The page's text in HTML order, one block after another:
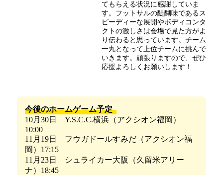
てもらえる状況に感謝していま
す。フットサルの醍醐味であるス
ピーディーな展開やボディコンタ
クトの激しさは会場で見た方がよ
り伝わると思っています。チーム
一丸となって上位チームに挑んで
いきます。頑張りますので、ぜひ
応援よろしくお願いします！
今後のホームゲーム予定
10月30日 Y.S.C.C.横浜（アクシオン福岡）
10:00
11月19日 フウガドールすみだ（アクシオン福
岡）17:15
11月23日 シュライカー大阪（久留米アリー
ナ）18:45